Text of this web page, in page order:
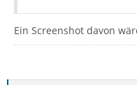
Ein Screenshot davon